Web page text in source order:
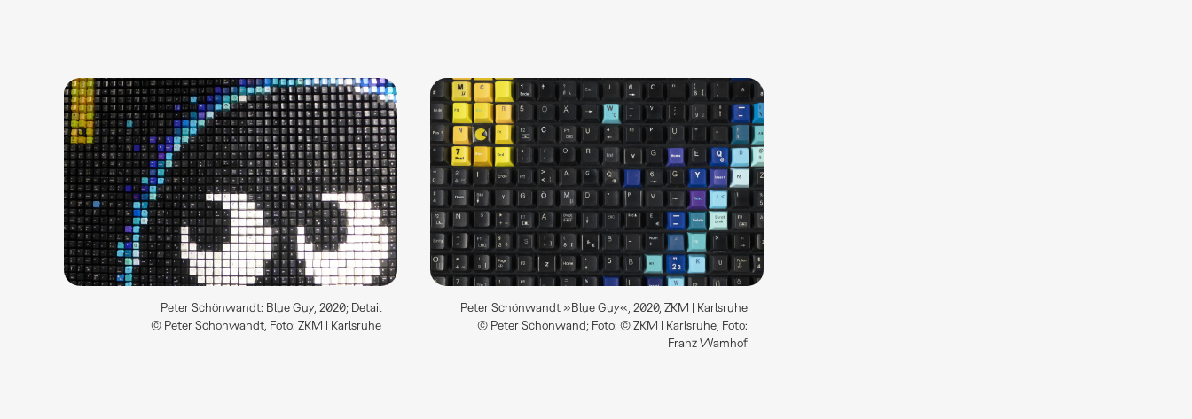
Peter Schönwandt: Blue Guy, 2020; Detail
© Peter Schönwandt, Foto: ZKM | Karlsruhe
Peter Schönwandt »Blue Guy«, 2020, ZKM | Karlsruhe
© Peter Schönwand; Foto: © ZKM | Karlsruhe, Foto:
Franz Wamhof